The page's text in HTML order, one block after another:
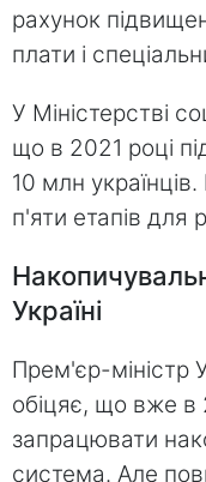
рахунок
плати і
У Міністерстві
що в 2021 році
10 млн
п'яти етапів для
Україні
Прем'єр-міністр
обіцяє, що вже в
запрацювати
система. Але